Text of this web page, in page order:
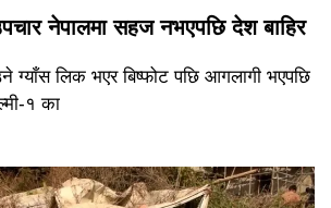
नेपालमा सहज नभएपछि देश बाहिर
ग्याँस लिक भएर बिष्फोट पछि आगलागी भएपछि
१ का